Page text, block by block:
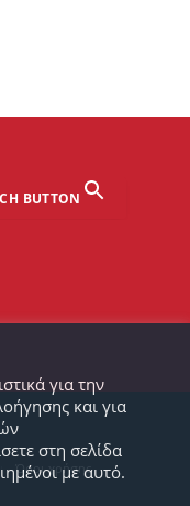
BUTTON
Όροι χρήσης
για την
και για
στη σελίδα
με αυτό.